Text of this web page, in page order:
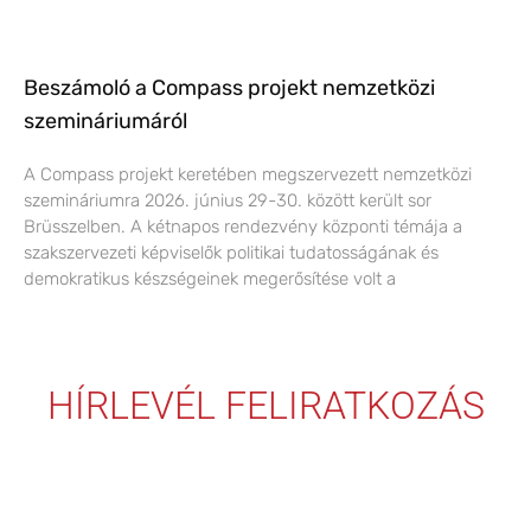
Beszámoló a Compass projekt nemzetközi
szemináriumáról
A Compass projekt keretében megszervezett nemzetközi
szemináriumra 2026. június 29-30. között került sor
Brüsszelben. A kétnapos rendezvény központi témája a
szakszervezeti képviselők politikai tudatosságának és
demokratikus készségeinek megerősítése volt a
HÍRLEVÉL FELIRATKOZÁS